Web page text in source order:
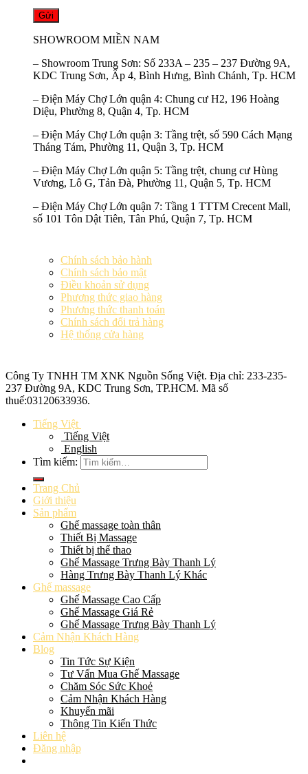
SHOWROOM MIỀN NAM
– Showroom Trung Sơn: Số 233A – 235 – 237 Đường 9A,
KDC Trung Sơn, Ấp 4, Bình Hưng, Bình Chánh, Tp. HCM
– Điện Máy Chợ Lớn quận 4: Chung cư H2, 196 Hoàng
Diệu, Phường 8, Quận 4, Tp. HCM
– Điện Máy Chợ Lớn quận 3: Tầng trệt, số 590 Cách Mạng
Tháng Tám, Phường 11, Quận 3, Tp. HCM
– Điện Máy Chợ Lớn quận 5: Tầng trệt, chung cư Hùng
Vương, Lô G, Tản Đà, Phường 11, Quận 5, Tp. HCM
– Điện Máy Chợ Lớn quận 7: Tầng 1 TTTM Crecent Mall,
số 101 Tôn Dật Tiên, Tân Phú, Quận 7, Tp. HCM
Chính sách bảo hành
Chính sách bảo mật
Điều khoản sử dụng
Phương thức giao hàng
Phương thức thanh toán
Chính sách đổi trả hàng
Hệ thống cửa hàng
Công Ty TNHH TM XNK Nguồn Sống Việt. Địa chỉ: 233-235-
237 Đường 9A, KDC Trung Sơn, TP.HCM. Mã số
thuế:03120633936.
Tiếng Việt
Tiếng Việt
English
Tìm kiếm:
Trang Chủ
Giới thiệu
Sản phẩm
Ghế massage toàn thân
Thiết Bị Massage
Thiết bị thể thao
Ghế Massage Trưng Bày Thanh Lý
Hàng Trưng Bày Thanh Lý Khác
Ghế massage
Ghế Massage Cao Cấp
Ghế Massage Giá Rẻ
Ghế Massage Trưng Bày Thanh Lý
Cảm Nhận Khách Hàng
Blog
Tin Tức Sự Kiện
Tư Vấn Mua Ghế Massage
Chăm Sóc Sức Khoẻ
Cảm Nhận Khách Hàng
Khuyến mãi
Thông Tin Kiến Thức
Liên hệ
Đăng nhập